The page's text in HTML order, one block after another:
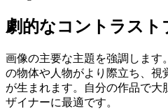
劇的なコントラスト
画像の主要な主題を強調します
の物体や人物がより際立ち、視
が生まれます。自分の作品で
ザイナーに最適です。